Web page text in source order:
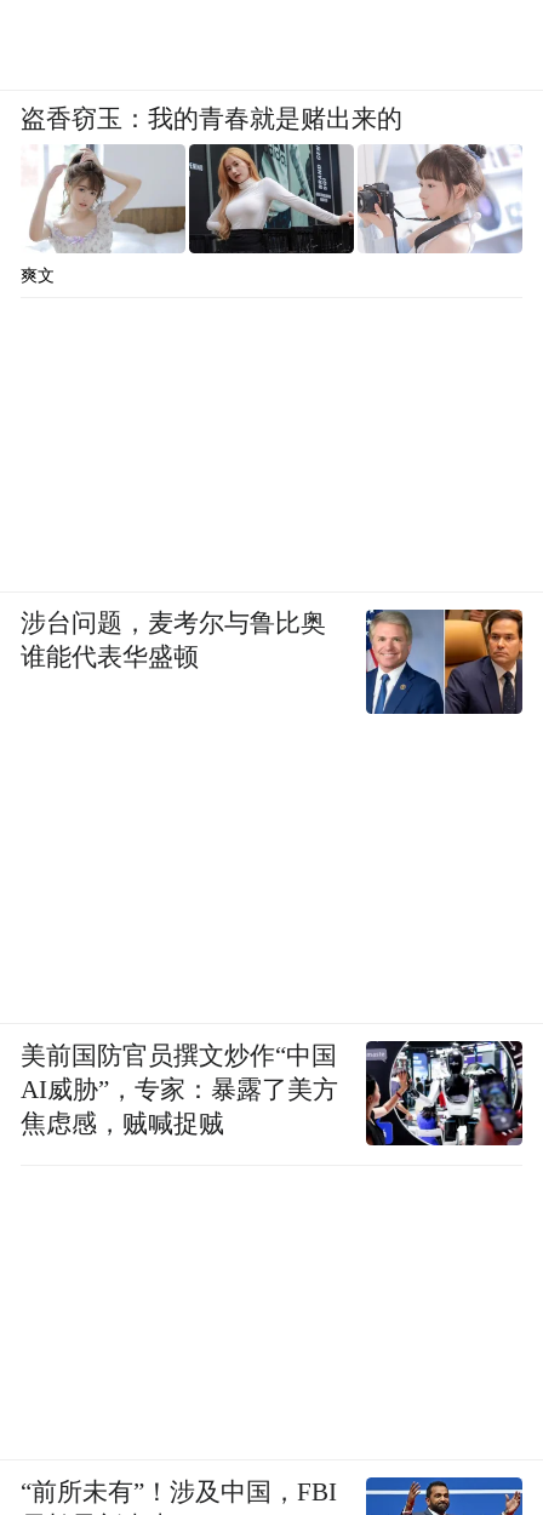
盗香窃玉：我的青春就是赌出来的
爽文
涉台问题，麦考尔与鲁比奥
谁能代表华盛顿
美前国防官员撰文炒作“中国
AI威胁”，专家：暴露了美方
焦虑感，贼喊捉贼
“前所未有”！涉及中国，FBI